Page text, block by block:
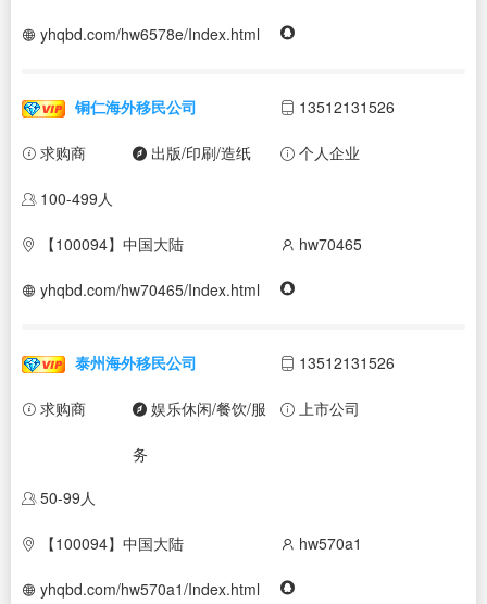
yhqbd.com/hw6578e/Index.html
铜仁海外移民公司 13512131526
求购商 出版/印刷/造纸 个人企业
100-499人
【100094】中国大陆 hw70465
yhqbd.com/hw70465/Index.html
泰州海外移民公司 13512131526
求购商 娱乐休闲/餐饮/服
务
上市公司
50-99人
【100094】中国大陆 hw570a1
yhqbd.com/hw570a1/Index.html